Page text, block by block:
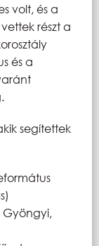
volt, és a
részt a
és a
segítettek
Gyöngyi,